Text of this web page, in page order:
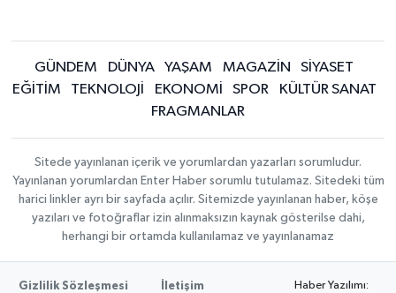
GÜNDEM DÜNYA YAŞAM MAGAZİN
SİYASET
EĞİTİM
TEKNOLOJİ EKONOMİ SPOR
KÜLTÜR SANAT
FRAGMANLAR
Sitede yayınlanan içerik ve yorumlardan yazarları sorumludur.
Yayınlanan yorumlardan Enter Haber sorumlu tutulamaz. Sitedeki tüm
harici linkler ayrı bir sayfada açılır. Sitemizde yayınlanan haber, köşe
yazıları ve fotoğraflar izin alınmaksızın kaynak gösterilse dahi,
herhangi bir ortamda kullanılamaz ve yayınlanamaz
Gizlilik Sözleşmesi
İletişim
Haber Yazılımı: